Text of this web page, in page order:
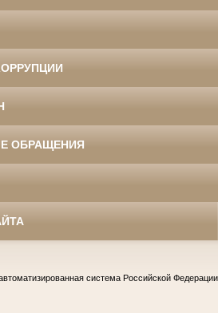
ОБРАЩЕНИЯ
система Российской